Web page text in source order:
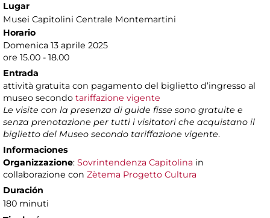
Lugar
Musei Capitolini Centrale Montemartini
Horario
Domenica 13 aprile 2025
ore 15.00 - 18.00
Entrada
attività gratuita con pagamento del biglietto d’ingresso al
museo secondo tariffazione vigente
Le visite con la presenza di guide fisse sono gratuite e
senza prenotazione per tutti i visitatori che acquistano il
biglietto del Museo secondo tariffazione vigente.
Informaciones
Organizzazione: Sovrintendenza Capitolina in
collaborazione con Zètema Progetto Cultura
Duración
180 minuti